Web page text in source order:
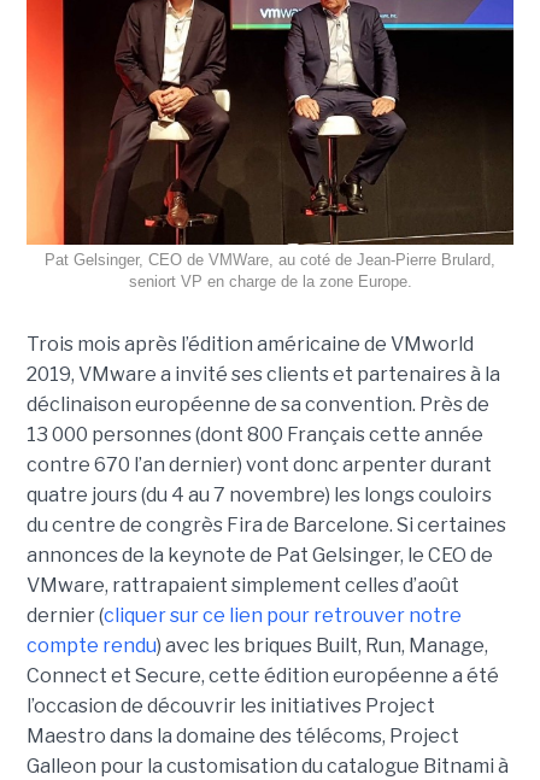
Pat Gelsinger, CEO de VMWare, au coté de Jean-Pierre Brulard,
seniort VP en charge de la zone Europe.
Trois mois après l’édition américaine de VMworld
2019, VMware a invité ses clients et partenaires à la
déclinaison européenne de sa convention. Près de
13 000 personnes (dont 800 Français cette année
contre 670 l’an dernier) vont donc arpenter durant
quatre jours (du 4 au 7 novembre) les longs couloirs
du centre de congrès Fira de Barcelone. Si certaines
annonces de la keynote de Pat Gelsinger, le CEO de
VMware, rattrapaient simplement celles d’août
dernier (cliquer sur ce lien pour retrouver notre
compte rendu) avec les briques Built, Run, Manage,
Connect et Secure, cette édition européenne a été
l’occasion de découvrir les initiatives Project
Maestro dans la domaine des télécoms, Project
Galleon pour la customisation du catalogue Bitnami à